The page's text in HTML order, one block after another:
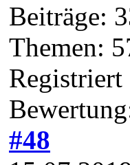
Beiträge:
Themen:
Registriert
#48